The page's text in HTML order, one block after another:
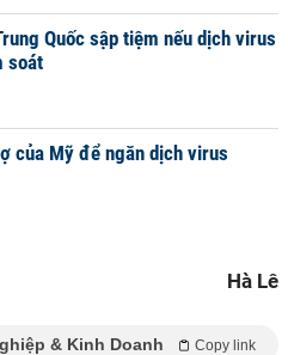
Quốc sập tiệm nếu dịch virus
soát
của Mỹ để ngăn dịch virus
Hà Lê
& Kinh Doanh Copy link